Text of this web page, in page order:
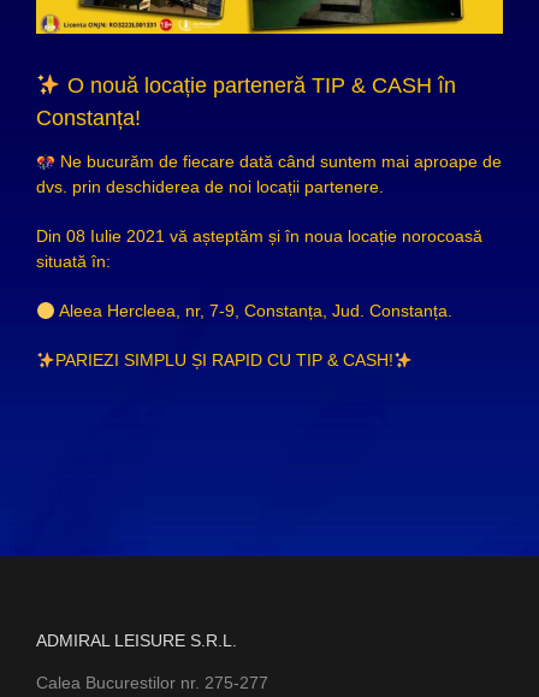
O nouă locație parteneră TIP & CASH în
Constanța!
Ne bucurăm de fiecare dată când suntem mai aproape de
dvs. prin deschiderea de noi locații partenere.
Din 08 Iulie 2021 vă așteptăm și în noua locație norocoasă
situată în:
Aleea Hercleea, nr, 7-9, Constanța, Jud. Constanța.
PARIEZI SIMPLU ȘI RAPID CU TIP & CASH!
ADMIRAL LEISURE S.R.L.
Calea Bucurestilor nr. 275-277